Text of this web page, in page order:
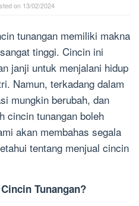
on 13/02/2024
tunangan memiliki makna
tinggi. Cincin ini
janji untuk menjalani hidup
Namun, terkadang dalam
mungkin berubah, dan
cincin tunangan boleh
akan membahas segala
tentang menjual cincin
Tunangan?